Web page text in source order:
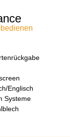
Englisch
Systeme